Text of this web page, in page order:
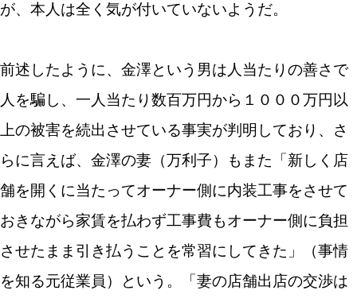
が、本人は全く気が付いていないようだ。
前述したように、金澤という男は人当たりの善さで
人を騙し、一人当たり数百万円から１０００万円以
上の被害を続出させている事実が判明しており、さ
らに言えば、金澤の妻（万利子）もまた「新しく店
舗を開くに当たってオーナー側に内装工事をさせて
おきながら家賃を払わず工事費もオーナー側に負担
させたまま引き払うことを常習にしてきた」（事情
を知る元従業員）という。「妻の店舗出店の交渉は